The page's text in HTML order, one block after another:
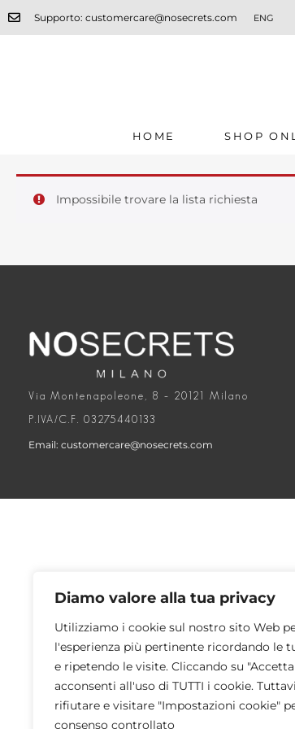
Diamo valore alla tua privacy
Utilizziamo i cookie sul nostro sito Web
l'esperienza più pertinente ricordando le
e ripetendo le visite. Cliccando su
acconsenti all'uso di TUTTI i cookie.
rifiutare e visitare "Impostazioni cookie"
consenso controllato
Supporto: customercare@nosecrets.com ENG
HOME SHOP
Impossibile trovare la lista richiesta
Via Montenapoleone, 8 – 20121 Milano
P.IVA/C.F. 03275440133
Email: customercare@nosecrets.com